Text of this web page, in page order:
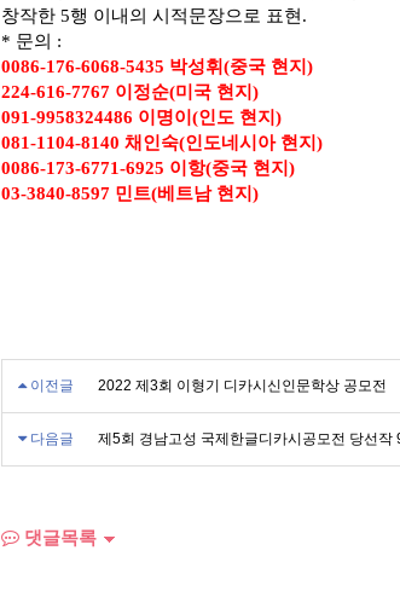
창작한 5행 이내의 시적문장으로 표현 .
* 문의 :
0086-176-6068-5435 박성휘(중국 현지 )
224-616-7767 이정순(미국 현지 )
091-9958324486 이명이 (인도 현지 )
081-1104-8140 채인숙(인도네시아 현지 )
0086-173-6771-6925 이항(중국 현지 )
03-3840-8597 민트(베트남 현지 )
이전글 2022 제3회 이형기 디카시신인문학상 공모전
다음글 제5회 경남고성 국제한글디카시공모전 당선작
댓글목록